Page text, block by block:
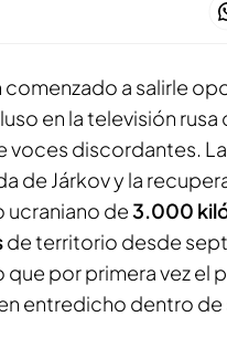
comenzado a salirle
en la televisión rusa
voces discordantes. La
de Járkov y la
ucraniano de3.000
de territorio desde
por primera vez el
entredicho dentro de